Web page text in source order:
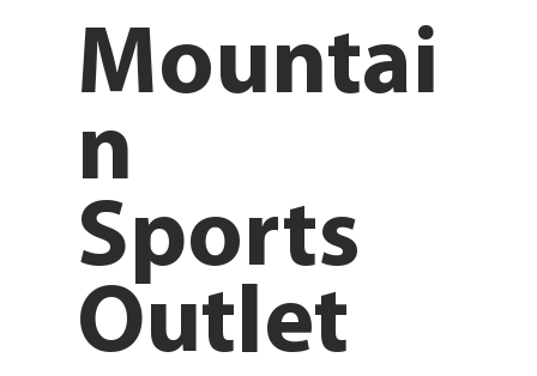
Mountai
n
Sports
Outlet